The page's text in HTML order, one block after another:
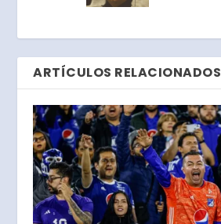
ARTÍCULOS RELACIONADOS